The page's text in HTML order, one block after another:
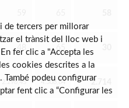
2.298,45 4.308,84 2.714
de tercers per millorar
el trànsit del lloc web i
fer clic a "Accepta les
cookies descrites a la
. També podeu configurar
fent clic a “Configurar les